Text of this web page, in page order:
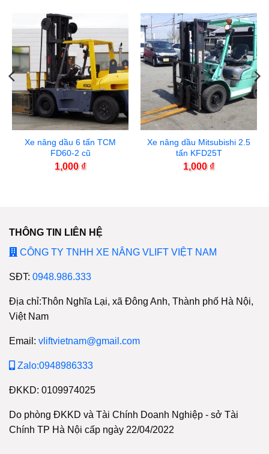
Xe nâng dầu 6 tấn TCM
FD60-2 cũ
1,000 ₫
Xe nâng dầu Mitsubishi 2.5
tấn KFD25T
1,000 ₫
THÔNG TIN LIÊN HỆ
CÔNG TY TNHH XE NÂNG VLIFT VIỆT NAM
SĐT: 0948.986.333
Địa chỉ:Thôn Nghĩa Lại, xã Đông Anh, Thành phố Hà Nội,
Việt Nam
Email: vliftvietnam@gmail.com
Zalo:0948986333
ĐKKD: 0109974025
Do phòng ĐKKD và Tài Chính Doanh Nghiệp - sở Tài
Chính TP Hà Nội cấp ngày 22/04/2022